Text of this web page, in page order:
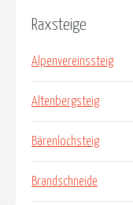
Raxsteige
Alpenvereinssteig
Altenbergsteig
Bärenlochsteig
Brandschneide